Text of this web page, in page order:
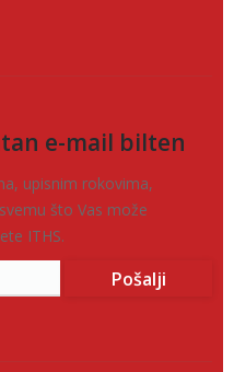
e-mail bilten
upisnim rokovima,
što Vas može
ITHS.